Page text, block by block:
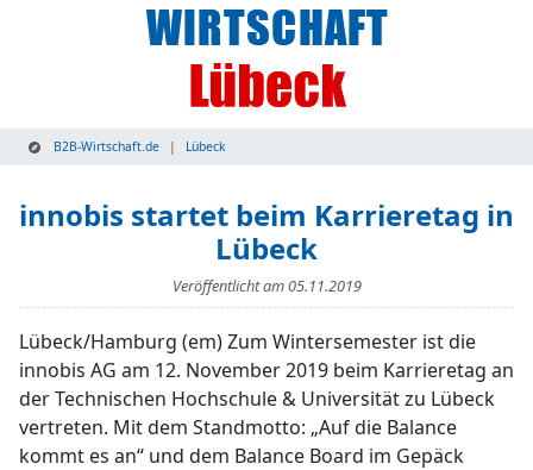
B2B-Wirtschaft.de Lübeck
innobis startet beim Karrieretag in
Lübeck
Veröffentlicht am05.11.2019
Lübeck/Hamburg (em) Zum Wintersemester ist die
innobis AG am 12. November 2019 beim Karrieretag an
der Technischen Hochschule & Universität zu Lübeck
vertreten. Mit dem Standmotto: „Auf die Balance
kommt es an“ und dem Balance Board im Gepäck